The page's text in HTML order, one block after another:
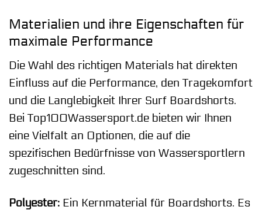
Materialien und ihre Eigenschaften für
maximale Performance
Die Wahl des richtigen Materials hat direkten
Einfluss auf die Performance, den Tragekomfort
und die Langlebigkeit Ihrer Surf Boardshorts.
Bei Top100Wassersport.de bieten wir Ihnen
eine Vielfalt an Optionen, die auf die
spezifischen Bedürfnisse von Wassersportlern
zugeschnitten sind.
Polyester: Ein Kernmaterial für Boardshorts. Es